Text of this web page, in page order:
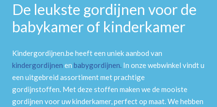
De leukste gordijnen voor de
babykamer of kinderkamer
Kindergordijnen.be heeft een uniek aanbod van
kindergordijnen en babygordijnen. In onze webwinkel vindt u
een uitgebreid assortiment met prachtige
gordijnstoffen. Met deze stoffen maken we de mooiste
gordijnen voor uw kinderkamer, perfect op maat. We hebben